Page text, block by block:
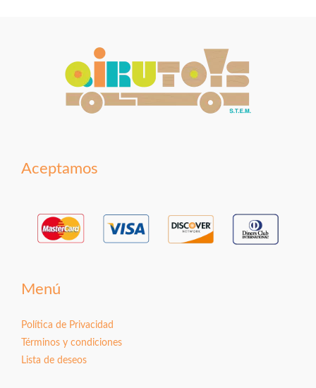
Aceptamos
Menú
Política de Privacidad
Términos y condiciones
Lista de deseos